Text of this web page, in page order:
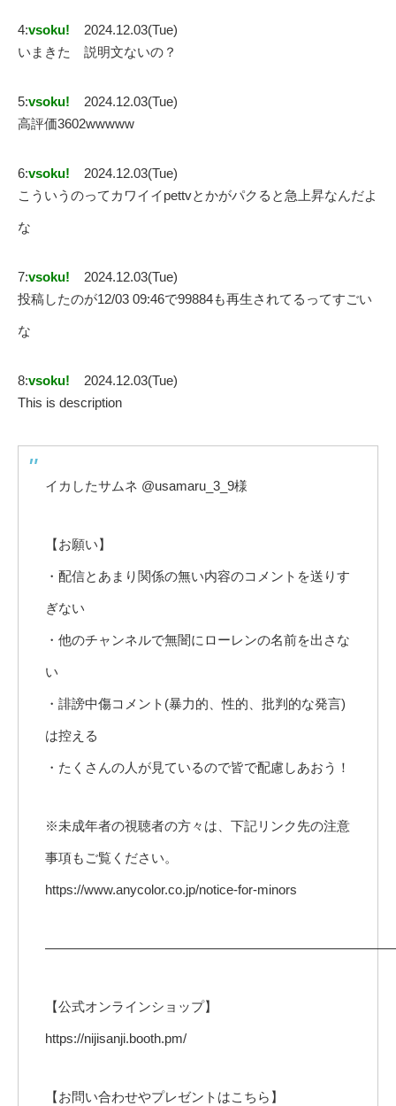
4:vsoku!
2024.12.03(Tue)
いまきた 説明文ないの？
5:vsoku!
2024.12.03(Tue)
高評価3602wwwww
6:vsoku!
2024.12.03(Tue)
こういうのってカワイイpettvとかがパクると急上昇なんだよ
な
7:vsoku!
2024.12.03(Tue)
投稿したのが12/03 09:46で99884も再生されてるってすごい
な
8:vsoku!
2024.12.03(Tue)
This is description
イカしたサムネ @usamaru_3_9様
【お願い】
・配信とあまり関係の無い内容のコメントを送りす
ぎない
・他のチャンネルで無闇にローレンの名前を出さな
い
・誹謗中傷コメント(暴力的、性的、批判的な発言)
は控える
・たくさんの人が見ているので皆で配慮しあおう！
※未成年者の視聴者の方々は、下記リンク先の注意
事項もご覧ください。
https://www.anycolor.co.jp/notice-for-minors
【公式オンラインショップ】
https://nijisanji.booth.pm/
【お問い合わせやプレゼントはこちら】